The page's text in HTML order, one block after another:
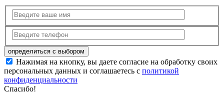
Нажимая на кнопку, вы даете согласие на обработку своих
персональных данных и соглашаетесь с политикой
конфиденциальности
Спасибо!